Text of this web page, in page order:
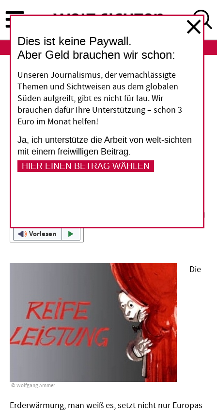
zum
Inhalt
ABO
Reife Leistung
Genkühe gegen den
Klimawandel
Was deutsche Qualitäts-Rasierklingen mit
afrikanischen Rindern zu tun haben? Sehr viel!
Die Glosse von welt-sichten.
Vorlesen
Wolfgang Ammer
Die
Erderwärmung, man weiß es, setzt nicht nur Europas
Dies ist keine Paywall.
Aber Geld brauchen wir schon:
Unseren Journalismus, der vernachlässigte
Themen und Sichtweisen aus dem globalen
Süden aufgreift, gibt es nicht für lau. Wir
brauchen dafür Ihre Unterstützung – schon 3
Euro im Monat helfen!
Ja, ich unterstütze die Arbeit von welt-sichten
mit einem freiwilligen Beitrag.
HIER EINEN BETRAG WÄHLEN